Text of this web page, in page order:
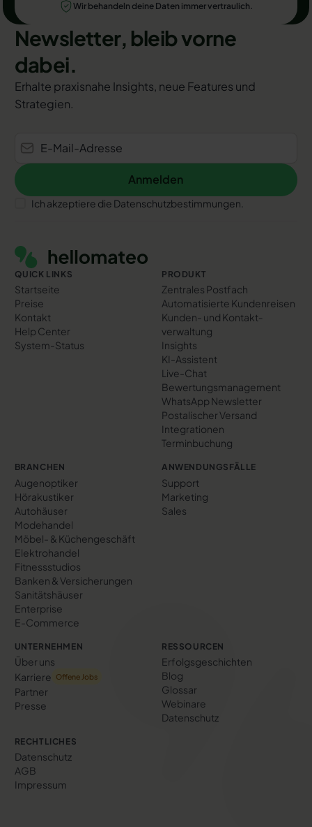
Wir behandeln deine Daten immer vertraulich.
Newsletter, bleib vorne
dabei.
Erhalte praxisnahe Insights, neue Features und
Strategien.
Anmelden
Anmelden
Ich akzeptiere die Datenschutzbestimmungen.
QUICK LINKS
Startseite
Preise
Kontakt
Help Center
System-Status
PRODUKT
Zentrales Postfach
Automatisierte Kundenreisen
Kunden- und Kontakt­
verwaltung
Insights
KI-Assistent
Live-Chat
Bewertungs­management
WhatsApp Newsletter
Postalischer Versand
Integrationen
Terminbuchung
BRANCHEN
Augenoptiker
Hörakustiker
Autohäuser
Modehandel
Möbel- & Küchengeschäft
Elektrohandel
Fitnessstudios
Banken & Versicherungen
Sanitätshäuser
Enterprise
E-Commerce
ANWENDUNGSFÄLLE
Support
Marketing
Sales
UNTERNEHMEN
Über uns
Karriere
Offene Jobs
Partner
Presse
RESSOURCEN
Erfolgs­geschichten
Blog
Glossar
Webinare
Datenschutz
RECHTLICHES
Datenschutz
AGB
Impressum